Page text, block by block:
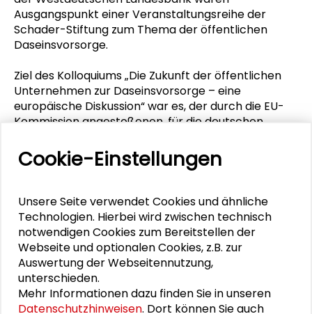
Ausgangspunkt einer Veranstaltungsreihe der
Schader-Stiftung zum Thema der öffentlichen
Daseinsvorsorge.
Ziel des Kolloquiums „Die Zukunft der öffentlichen
Unternehmen zur Daseinsvorsorge – eine
europäische Diskussion“ war es, der durch die EU-
Kommission angestoßenen, für die deutschen
Strukturen der öffentlichen Daseinsvorsorge in
Deutschland, die bis dahin nur auf der politischen
fundierte Grundlage zu geben und auf dieser eine
öffentliche Auseinandersetzung höherer Qualität zu
erreichen.
Die Dokumentation enthält vorbereitende Papiere,
die Vorträge und Diskussionsergebnisse des
Kolloquiums sowie die Expertise „Daseinsvorsorge
im europäischen Vergleich“.
Cookie-Einstellungen
Unsere Seite verwendet Cookies und ähnliche
Technologien. Hierbei wird zwischen technisch
notwendigen Cookies zum Bereitstellen der
Webseite und optionalen Cookies, z.B. zur
Auswertung der Webseitennutzung,
unterschieden.
Mehr Informationen dazu finden Sie in unseren
Datenschutzhinweisen. Dort können Sie auch